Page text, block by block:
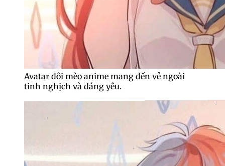
Avatar đôi mèo anime mang đến vẻ ngoài
tinh nghịch và đáng yêu.